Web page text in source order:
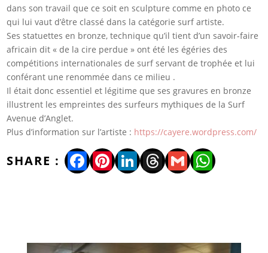
dans son travail que ce soit en sculpture comme en photo ce
qui lui vaut d’être classé dans la catégorie surf artiste.
Ses statuettes en bronze, technique qu’il tient d’un savoir-faire
africain dit « de la cire perdue » ont été les égéries des
compétitions internationales de surf servant de trophée et lui
conférant une renommée dans ce milieu .
Il était donc essentiel et légitime que ses gravures en bronze
illustrent les empreintes des surfeurs mythiques de la Surf
Avenue d’Anglet.
Plus d’information sur l’artiste : https://cayere.wordpress.com/
Facebook
Pinterest
LinkedIn
Threads
Gmail